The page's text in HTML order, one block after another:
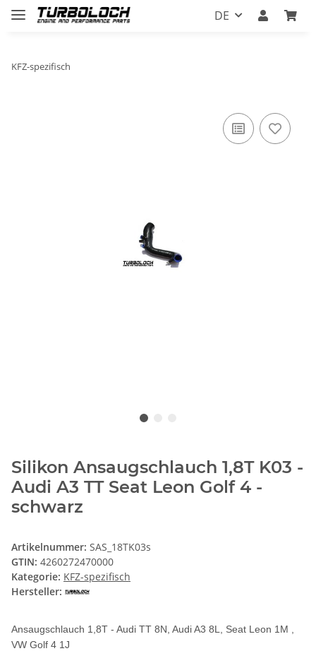
DE
KFZ-spezifisch
Silikon Ansaugschlauch 1,8T K03 -
Audi A3 TT Seat Leon Golf 4 -
schwarz
Artikelnummer: SAS_18TK03s
GTIN: 4260272470000
Kategorie: KFZ-spezifisch
Hersteller:
Ansaugschlauch 1,8T - Audi TT 8N, Audi A3 8L, Seat Leon 1M ,
VW Golf 4 1J